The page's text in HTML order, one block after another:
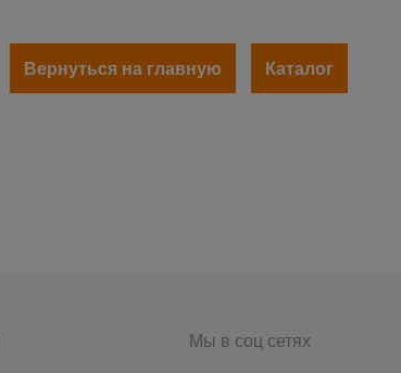
Вернуться на главную Каталог
Мы в соц сетях